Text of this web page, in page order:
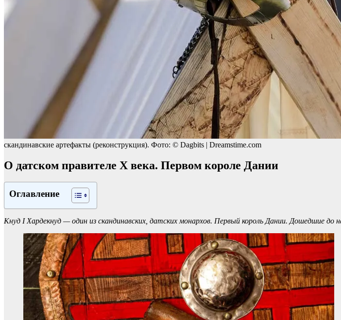
скандинавские артефакты (реконструкция). Фото: © Dagbits | Dreamstime.com
О датском правителе X века. Первом короле Дании
Оглавление
Кнуд I Хардекнуд — один из скандинавских, датских монархов. Первый король Дании. Дошедшие до